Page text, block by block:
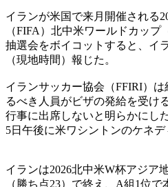
イランが米国で来月開催される
（FIFA）北中米ワールドカッ
抽選会をボイコットすると、イ
（現地時間）報じた。
イランサッカー協会（FFIRI）
るべき人員がビザの発給を受け
行事に出席しないと明らかにし
5日午後に米ワシントンのケネデ
イランは2026北中米W杯アジア
（勝ち点23）で終え、A組1位